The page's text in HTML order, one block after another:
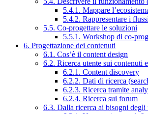
5.4.1. Mappare
5.4.2. Rappresentare i
5.5. Co-progettare le soluzioni
5.5.1. Workshop di co-
6. Progettazione dei contenuti
6.1. Cos’è il content design
6.2. Ricerca utente sui contenuti
6.2.1. Content discovery
6.2.2. Dati di ricerca
6.2.3. Ricerca tramite
6.2.4. Ricerca sui forum
6.3. Dalla ricerca ai bisogni degli